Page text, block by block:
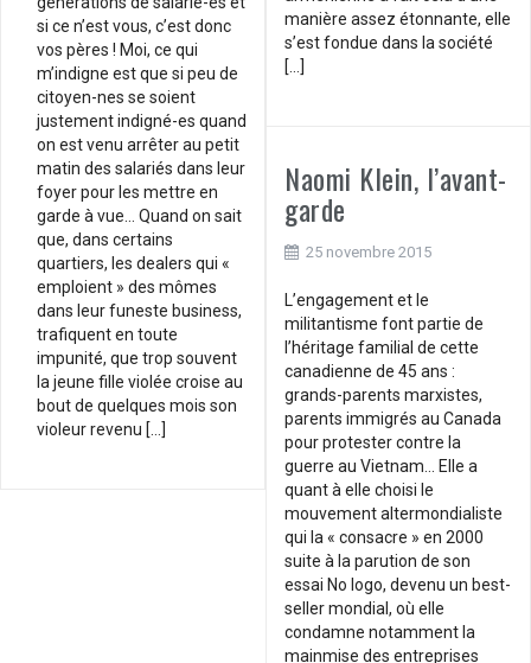
si ce n’est vous, c’est donc
vos pères ! Moi, ce qui
m’indigne est que si peu de
citoyen-nes se soient
justement indigné-es quand
on est venu arrêter au petit
matin des salariés dans leur
foyer pour les mettre en
garde à vue… Quand on sait
que, dans certains
quartiers, les dealers qui «
emploient » des mômes
dans leur funeste business,
trafiquent en toute
impunité, que trop souvent
la jeune fille violée croise au
bout de quelques mois son
violeur revenu […]
manière assez étonnante, elle
s’est fondue dans la société
[…]
Naomi Klein, l’avant-
garde
25 novembre 2015
L’engagement et le
militantisme font partie de
l’héritage familial de cette
canadienne de 45 ans :
grands-parents marxistes,
parents immigrés au Canada
pour protester contre la
guerre au Vietnam… Elle a
quant à elle choisi le
mouvement altermondialiste
qui la « consacre » en 2000
suite à la parution de son
essai No logo, devenu un best-
seller mondial, où elle
condamne notamment la
mainmise des entreprises